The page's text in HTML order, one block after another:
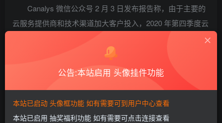
Canalys 微信公众号 2 月 3 日发布报告称，由于主要的
云服务提供商和技术渠道加大客户投入，2020 年第四季度云
数据显示，第四季度总支出比上一季度增加逾 30 亿美元，
比 2019 年第四季度更是增加近 100 亿美元。这是支出增幅
最大的单个季度，持续性的新冠疫情限制促使市场对云计算
公告:本站启用 头像挂件功能
本站已启动 头像框功能 如有需要可到用户中心查看
本站已启用 抽奖福利功能 如有需要可点击连接查看